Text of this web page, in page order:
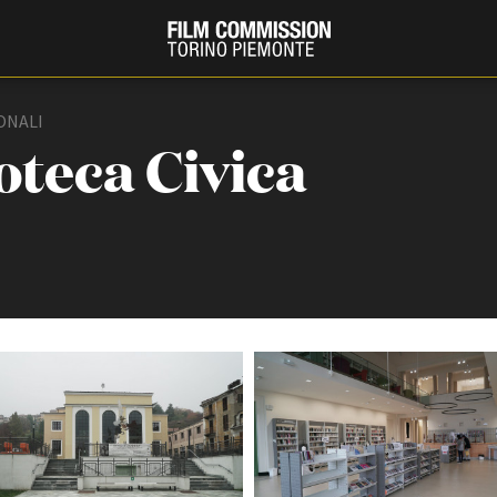
PRODUCTION GUIDE
Società di produzione
Strutture di servizio
Professionisti
Attrici-Attori
Beginners
Festival
Civica